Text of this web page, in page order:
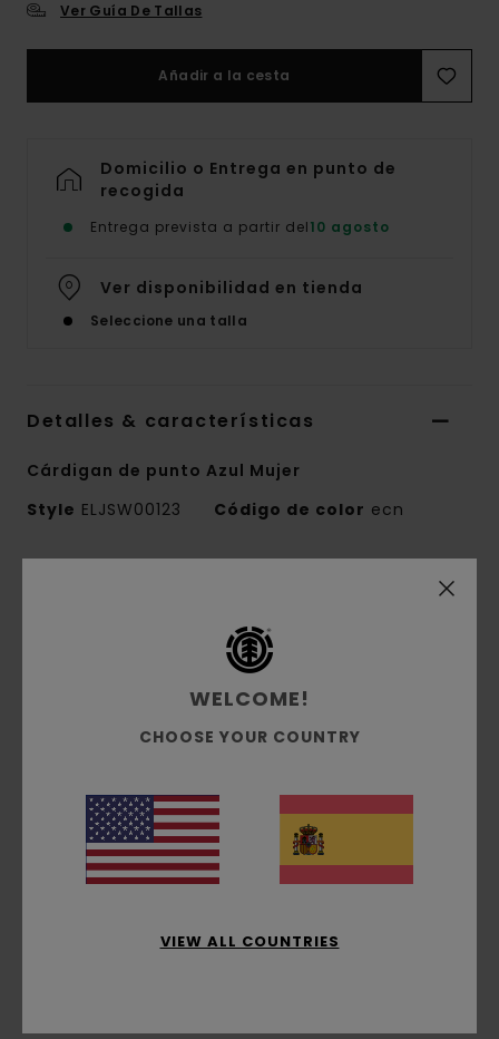
Ver Guía De Tallas
Añadir a la cesta
Domicilio o Entrega en punto de
recogida
Entrega prevista a partir del10 agosto
Ver disponibilidad en tienda
Seleccione una talla
Detalles & características
Cárdigan de punto Azul Mujer
Style ELJSW00123 Código de color ecn
punto jacquard de 67% nailon
reciclado y 33% algodón [galga 7]
corte crop
Bajo y puños en punto canalé
Etiqueta Element Co. en el bajo
Etiqueta lateral con el icono del árbol
Composición[Tejido principal] 67 % nailon
WELCOME!
CHOOSE YOUR COUNTRY
VIEW ALL COUNTRIES